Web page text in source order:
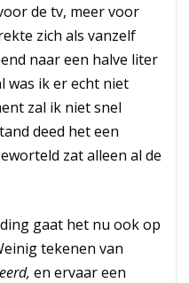
de tv, meer voor
zich als vanzelf
naar een halve liter
was ik er echt niet
zal ik niet snel
deed het een
zat alleen al de
gaat het nu ook op
tekenen van
en ervaar een